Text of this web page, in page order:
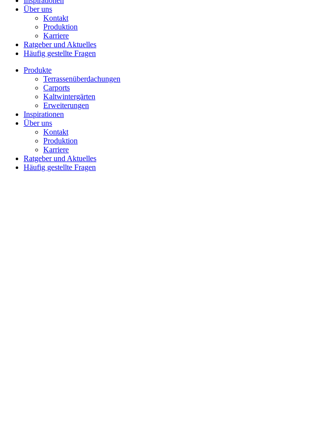
Über uns
Kontakt
Produktion
Karriere
Ratgeber und Aktuelles
Häufig gestellte Fragen
Produkte
Terrassenüberdachungen
Carports
Kaltwintergärten
Erweiterungen
Inspirationen
Über uns
Kontakt
Produktion
Karriere
Ratgeber und Aktuelles
Häufig gestellte Fragen